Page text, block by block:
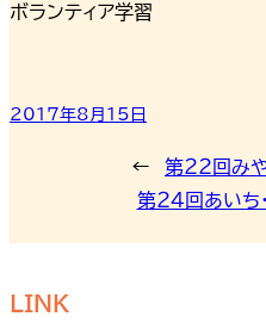
ボランティア学習
2017年8月15日
←
第２２回み
第２４回あいち
LINK